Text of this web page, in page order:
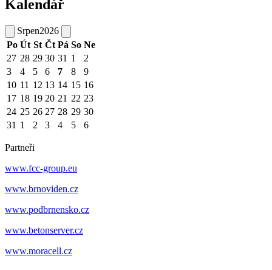
Kalendář
Srpen2026
Po Út St Čt Pá So Ne
27 28 29 30 31 1
2
3
4 5 6 7 8
9
10 11 12 13 14 15 16
17 18 19 20 21 22 23
24 25 26 27 28 29 30
31 1 2 3 4 5 6
Partneři
www.fcc-group.eu
www.brnoviden.cz
www.podbrnensko.cz
www.betonserver.cz
www.moracell.cz